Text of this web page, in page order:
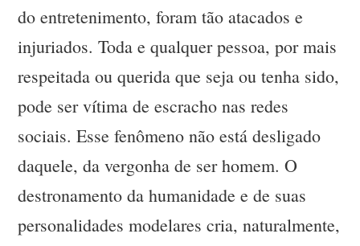
do entretenimento, foram tão atacados e
injuriados. Toda e qualquer pessoa, por mais
respeitada ou querida que seja ou tenha sido,
pode ser vítima de escracho nas redes
sociais. Esse fenômeno não está desligado
daquele, da vergonha de ser homem. O
destronamento da humanidade e de suas
personalidades modelares cria, naturalmente,